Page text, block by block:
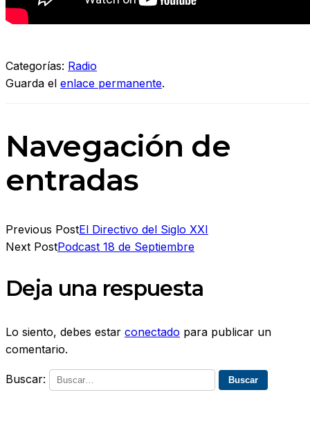
Categorías: Radio
Guarda el enlace permanente.
Navegación de
entradas
Previous PostEl Directivo del Siglo XXI
Next PostPodcast 18 de Septiembre
Deja una respuesta
Lo siento, debes estar conectado para publicar un
comentario.
Buscar: